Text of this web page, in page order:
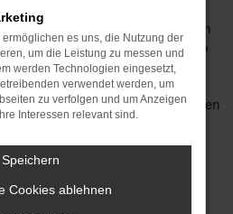
kompetent und mit viel
Des Weiteren sind wir seit vielen
entsprechend Experten für Volvo
und Kunden aus Chemnitz
uns und erfreuen sich an
Natürlich kommen wir Ihnen
auch preislich gern entgegen.
mit einer Finanzierung oder
uns kein Problem.
es uns, die Nutzung der
um die Leistung zu messen und
werden Technologien eingesetzt,
verwendet werden, um
zu verfolgen und um Anzeigen
Interessen relevant sind.
Speichern
Cookies ablehnen